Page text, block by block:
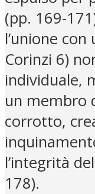
(pp. 169-
l’unione con
Corinzi 6)
individuale,
un membro
corrotto,
l’integrità
178).